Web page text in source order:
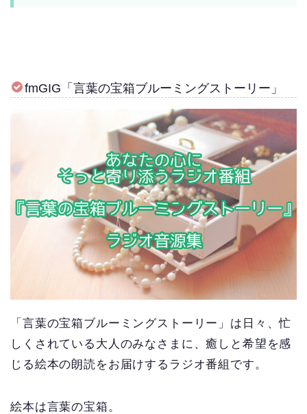
fmGIG「言葉の宝箱ブルーミングストーリー」
「言葉の宝箱ブルーミングストーリー」は日々、忙
しくされている大人のみなさまに、癒しと希望を感
じる絵本の朗読をお届けするラジオ番組です。
絵本は言葉の宝箱。